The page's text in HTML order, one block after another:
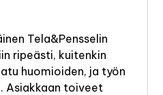
Tela&Pensselin
ripeästi, kuitenkin
huomioiden, ja työn
Asiakkaan toiveet